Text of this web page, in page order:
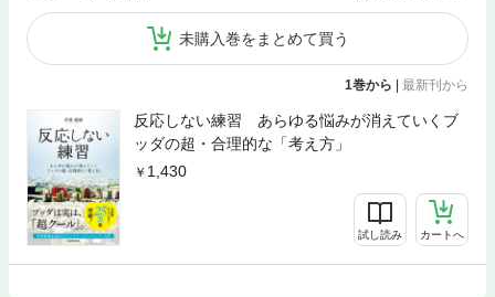
未購入巻をまとめて買う
1巻から | 最新刊から
反応しない練習 あらゆる悩みが消えていくブ
ッダの超・合理的な「考え方」
1,430
試し読み カートへ